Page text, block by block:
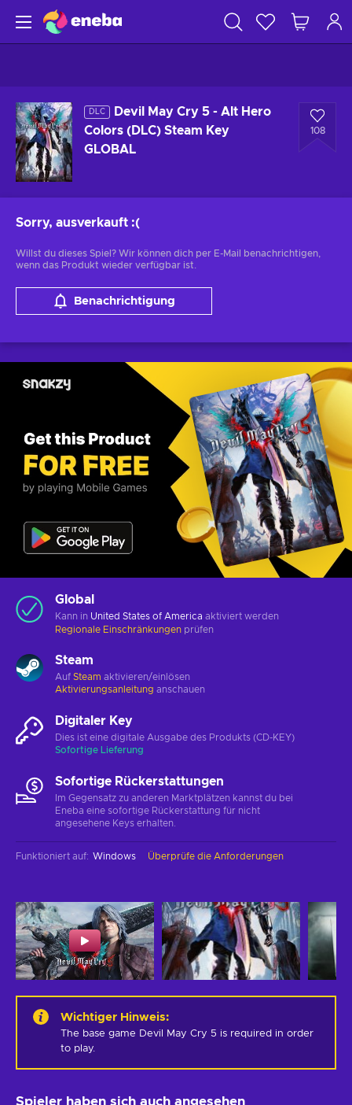
DLC
Devil May Cry 5 - Alt Hero
Colors (DLC) Steam Key
GLOBAL
108
Sorry, ausverkauft :(
Willst du dieses Spiel? Wir können dich per E-Mail benachrichtigen,
wenn das Produkt wieder verfügbar ist.
Benachrichtigung
Global
Kann in United States of America aktiviert werden
Regionale Einschränkungen prüfen
Steam
Auf Steam aktivieren/einlösen
Aktivierungsanleitung anschauen
Digitaler Key
Dies ist eine digitale Ausgabe des Produkts (CD-KEY)
Sofortige Lieferung
Sofortige Rückerstattungen
Im Gegensatz zu anderen Marktplätzen kannst du bei
Eneba eine sofortige Rückerstattung für nicht
angesehene Keys erhalten.
Funktioniert auf: Windows Überprüfe die Anforderungen
Wichtiger Hinweis:
The base game Devil May Cry 5 is required in order
to play.
Spieler haben sich auch angesehen